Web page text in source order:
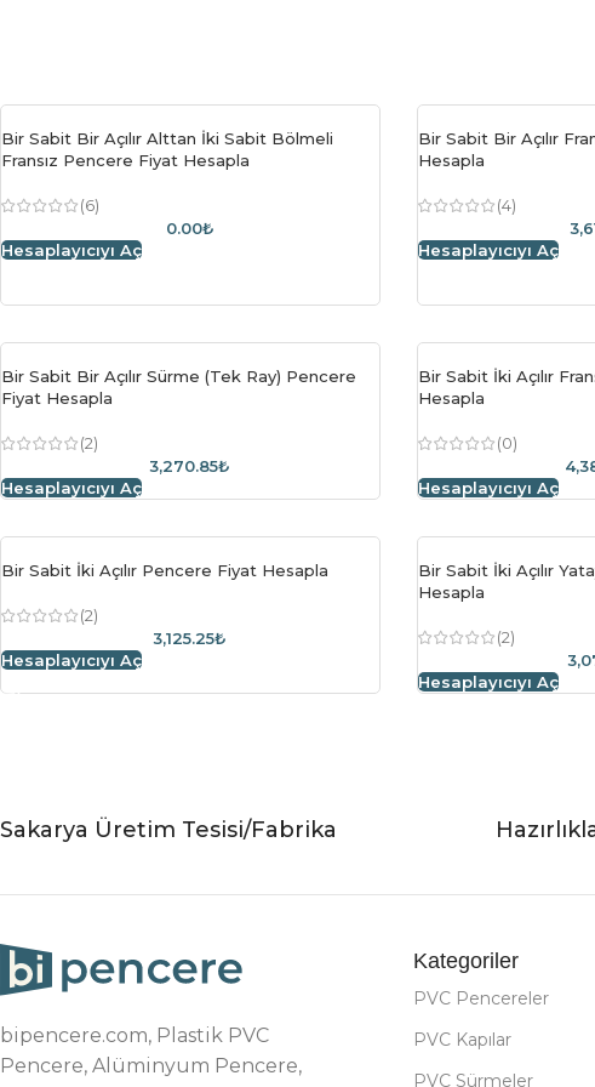
Bir Sabit Bir Açılır Alttan İki Sabit Bölmeli
Fransız Pencere Fiyat Hesapla
(6)
0.00₺
Hesaplayıcıyı Aç
Bir Sabit Bir Açılır
Hesapla
(4)
Hesaplayıcıyı Aç
Bir Sabit Bir Açılır Sürme (Tek Ray) Pencere
Fiyat Hesapla
(2)
3,270.85₺
Hesaplayıcıyı Aç
Bir Sabit İki Açılır
Hesapla
(0)
Hesaplayıcıyı Aç
Bir Sabit İki Açılır Pencere Fiyat Hesapla
(2)
3,125.25₺
Hesaplayıcıyı Aç
Bir Sabit İki Açılır
Hesapla
(2)
Hesaplayıcıyı Aç
Sakarya Üretim Tesisi/Fabrika
bipencere.com, Plastik PVC
Pencere, Alüminyum Pencere,
Kategoriler
PVC Pencereler
PVC Kapılar
PVC Sürmeler